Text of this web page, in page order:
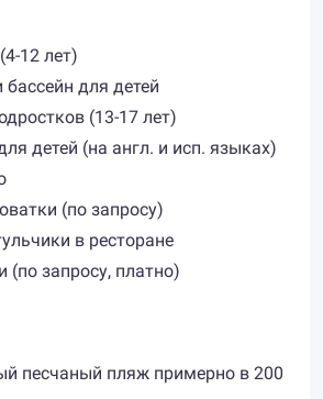
12 лет)
бассейн для детей
(13-17 лет)
детей (на англ. и исп. языках)
(по запросу)
в ресторане
(по запросу, платно)
песчаный пляж примерно в 200